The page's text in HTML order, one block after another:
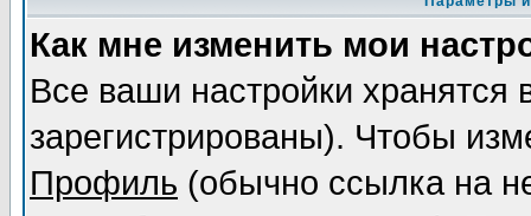
Как мне изменить мои
Все ваши настройки
зарегистрированы). Чтобы
Профиль (обычно ссылка на